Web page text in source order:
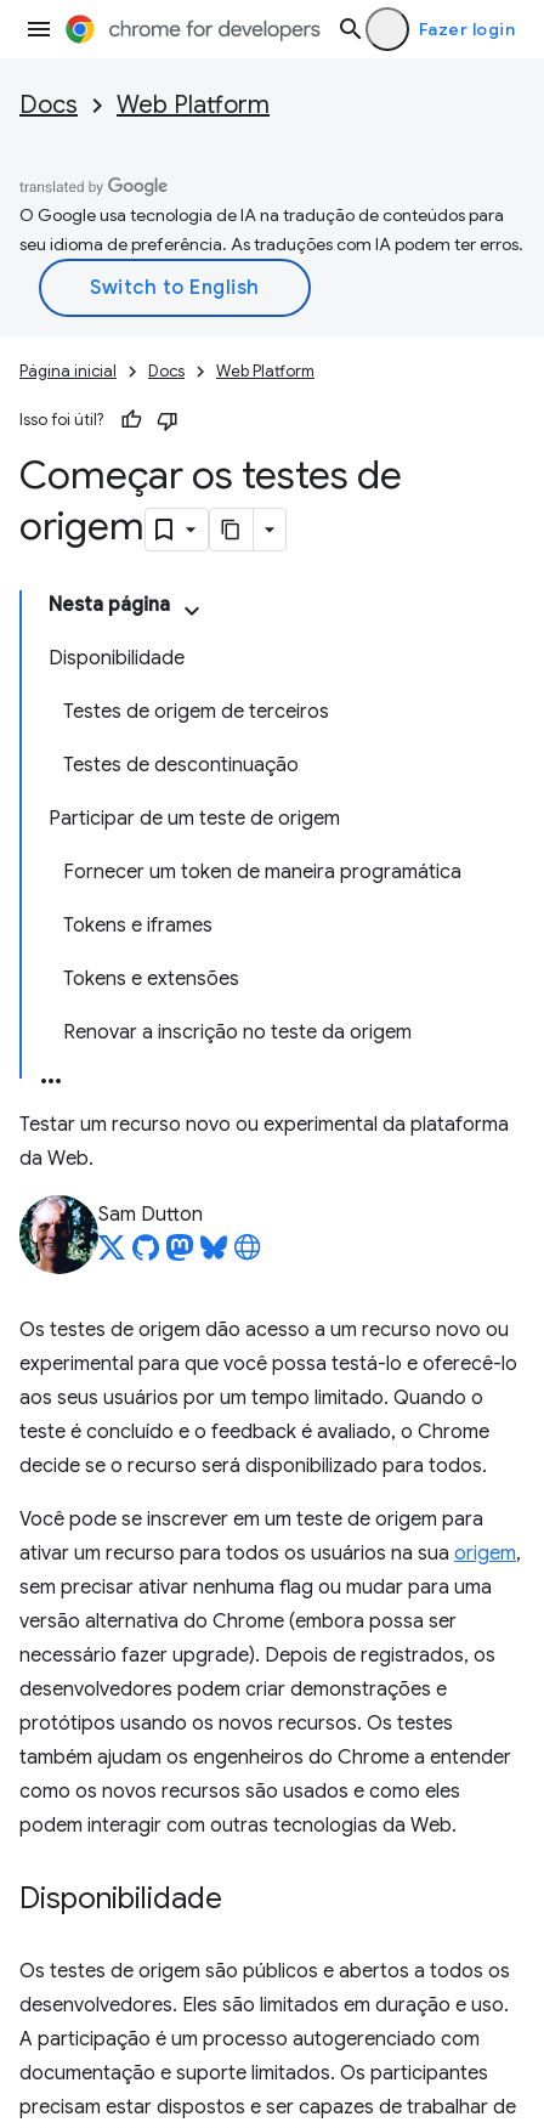
Fazer login
Docs Web Platform
O Google usa tecnologia de IA na tradução de conteúdos para
seu idioma de preferência. As traduções com IA podem ter erros.
Página inicial Docs Web Platform
Isso foi útil?
Começar os testes de
origem
Nesta página
Disponibilidade
Testes de origem de terceiros
Testes de descontinuação
Participar de um teste de origem
Fornecer um token de maneira programática
Tokens e iframes
Tokens e extensões
Renovar a inscrição no teste da origem
Testar um recurso novo ou experimental da plataforma
da Web.
Sam Dutton
Os testes de origem dão acesso a um recurso novo ou
experimental para que você possa testá-lo e oferecê-lo
aos seus usuários por um tempo limitado. Quando o
teste é concluído e o feedback é avaliado, o Chrome
decide se o recurso será disponibilizado para todos.
Você pode se inscrever em um teste de origem para
ativar um recurso para todos os usuários na sua origem,
sem precisar ativar nenhuma flag ou mudar para uma
versão alternativa do Chrome (embora possa ser
necessário fazer upgrade). Depois de registrados, os
desenvolvedores podem criar demonstrações e
protótipos usando os novos recursos. Os testes
também ajudam os engenheiros do Chrome a entender
como os novos recursos são usados e como eles
podem interagir com outras tecnologias da Web.
Disponibilidade
Os testes de origem são públicos e abertos a todos os
desenvolvedores. Eles são limitados em duração e uso.
A participação é um processo autogerenciado com
documentação e suporte limitados. Os participantes
precisam estar dispostos e ser capazes de trabalhar de